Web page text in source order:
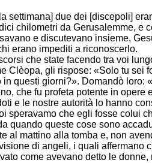
settimana] due dei [discepoli]
chilometri da Gerusalemme, e
e discutevano insieme,
erano impediti a riconoscerlo.
che state facendo tra voi
Clèopa, gli rispose: «Solo tu sei
questi giorni?». Domandò loro:
che fu profeta potente in opere
e le nostre autorità lo hanno
speravamo che egli fosse colui
quando queste cose sono
al mattino alla tomba e, non
di angeli, i quali affermano
come avevano detto le donne,